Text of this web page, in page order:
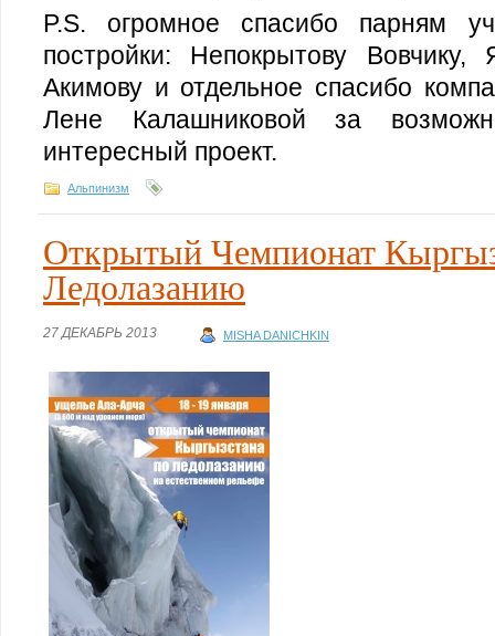
P.S. огромное спасибо парням
постройки: Непокрытову Вовчику,
Акимову и отдельное спасибо
Лене Калашниковой за
интересный проект.
Альпинизм
Открытый Чемпионат
Ледолазанию
27 ДЕКАБРЬ 2013 MISHA DANICHKIN